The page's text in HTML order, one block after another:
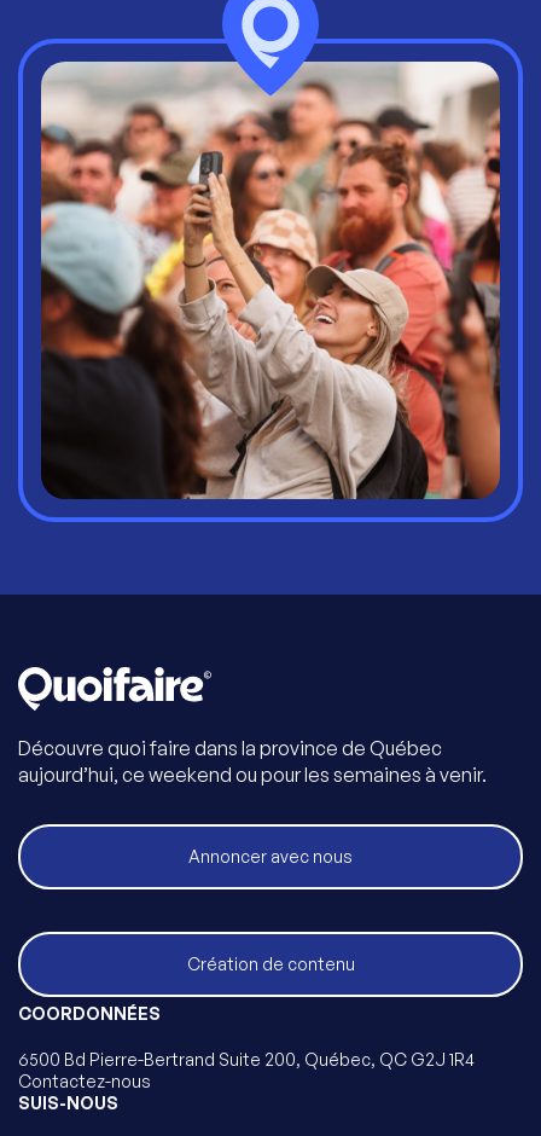
Découvre quoi faire dans la province de Québec
aujourd’hui, ce weekend ou pour les semaines à venir.
Annoncer avec nous
Création de contenu
COORDONNÉES
6500 Bd Pierre-Bertrand Suite 200, Québec, QC G2J 1R4
Contactez-nous
SUIS-NOUS